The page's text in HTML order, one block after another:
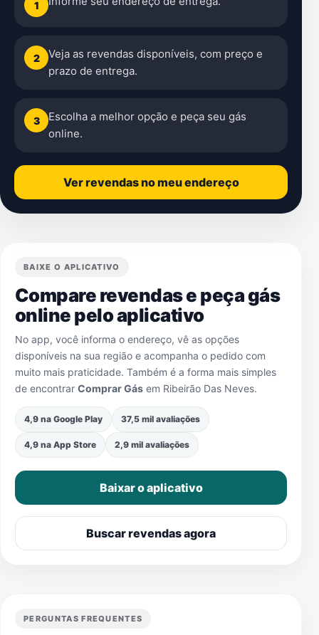
1
2
Veja as revendas disponíveis, com preço e
prazo de entrega.
3
Escolha a melhor opção e peça seu gás
online.
Ver revendas no meu endereço
BAIXE O APLICATIVO
Compare revendas e peça gás
online pelo aplicativo
No app, você informa o endereço, vê as opções
disponíveis na sua região e acompanha o pedido com
muito mais praticidade. Também é a forma mais simples
de encontrar Comprar Gás em Ribeirão Das Neves.
4,9 na Google Play 37,5 mil avaliações
4,9 na App Store 2,9 mil avaliações
Baixar o aplicativo
Buscar revendas agora
PERGUNTAS FREQUENTES